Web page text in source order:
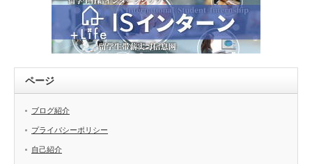
ページ
ブログ紹介
プライバシーポリシー
自己紹介